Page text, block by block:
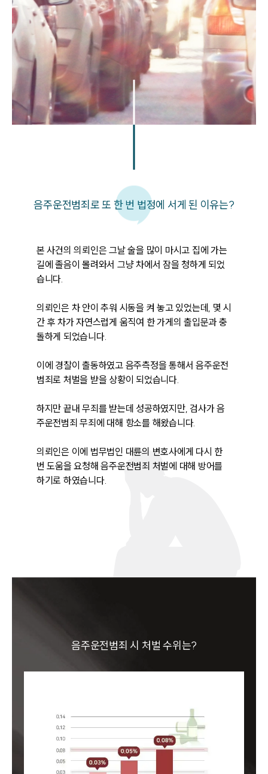
음주운전범죄로 또 한 번 법정에 서게 된 이유는?
본 사건의 의뢰인은 그날 술을 많이 마시고 집에 가는
길에 졸음이 몰려와서 그냥 차에서 잠을 청하게 되었
습니다.
의뢰인은 차 안이 추워 시동을 켜 놓고 있었는데, 몇 시
간 후 차가 자연스럽게 움직여 한 가게의 출입문과 충
돌하게 되었습니다.
이에 경찰이 출동하였고 음주측정을 통해서 음주운전
범죄로 처벌을 받을 상황이 되었습니다.
하지만 끝내 무죄를 받는데 성공하였지만, 검사가 음
주운전범죄 무죄에 대해 항소를 해왔습니다.
의뢰인은 이에 법무법인 대륜의 변호사에게 다시 한
번 도움을 요청해 음주운전범죄 처벌에 대해 방어를
하기로 하였습니다.
음주운전범죄 시 처벌 수위는?